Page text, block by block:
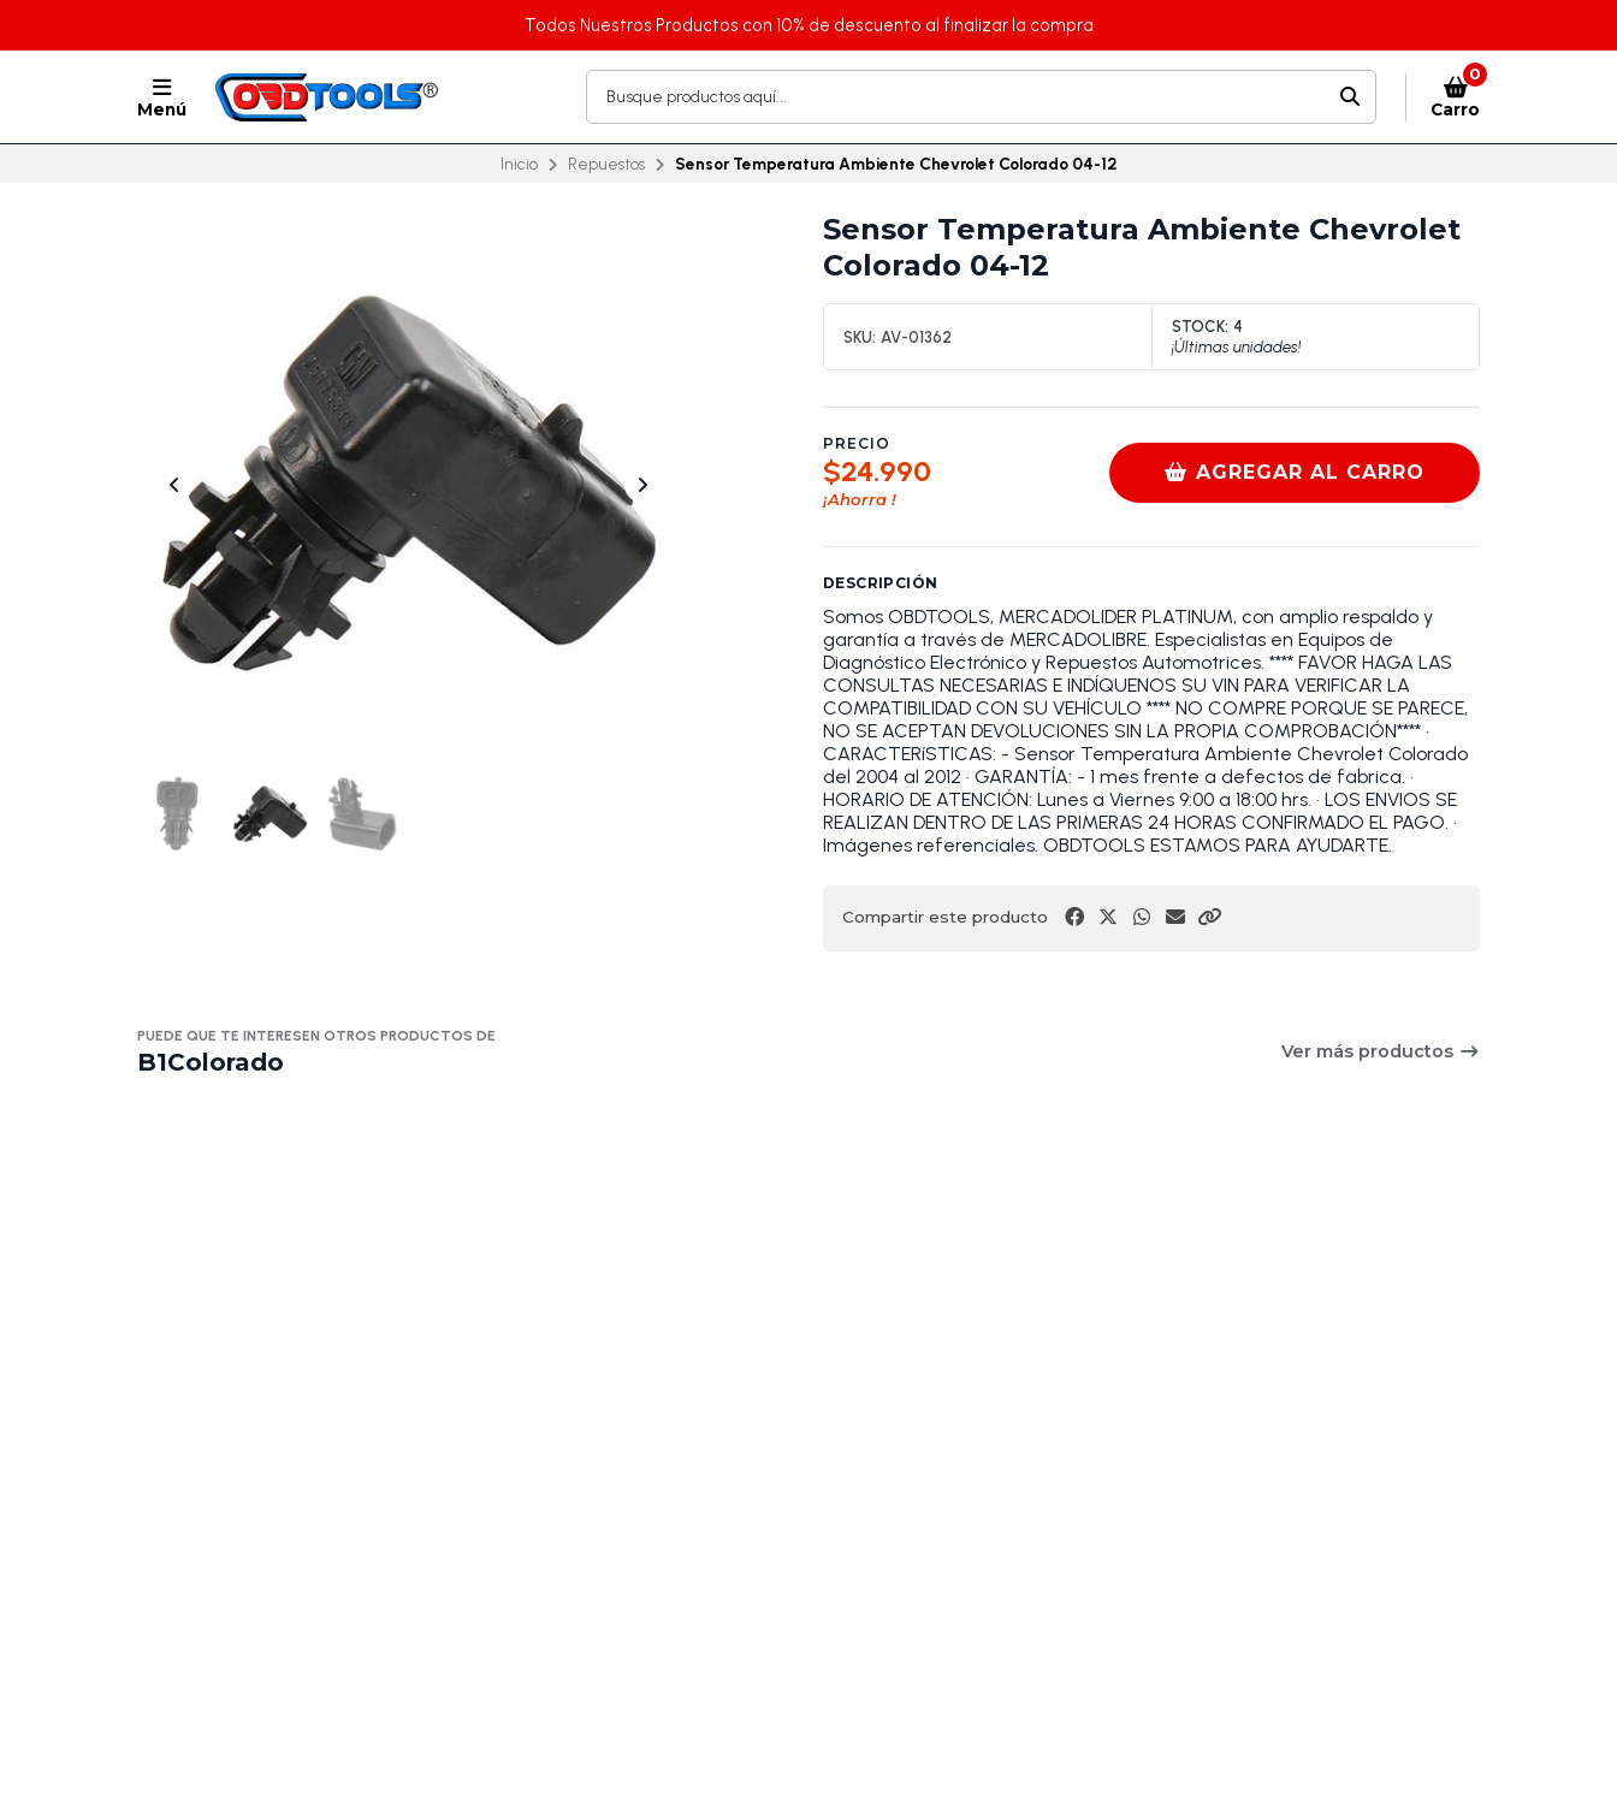
Todos Nuestros Productos con 10% de descuento al finalizar la compra
Menú
0
Carro
Inicio Repuestos Sensor Temperatura Ambiente Chevrolet Colorado 04-12
Sensor Temperatura Ambiente Chevrolet
Colorado 04-12
SKU: AV-01362
STOCK: 4
¡Últimas unidades!
PRECIO
$24.990
¡Ahorra !
AGREGAR AL CARRO
DESCRIPCIÓN
Somos OBDTOOLS, MERCADOLIDER PLATINUM, con amplio respaldo y
garantía a través de MERCADOLIBRE. Especialistas en Equipos de
Diagnóstico Electrónico y Repuestos Automotrices. **** FAVOR HAGA LAS
CONSULTAS NECESARIAS E INDÍQUENOS SU VIN PARA VERIFICAR LA
COMPATIBILIDAD CON SU VEHÍCULO **** NO COMPRE PORQUE SE PARECE,
NO SE ACEPTAN DEVOLUCIONES SIN LA PROPIA COMPROBACIÓN**** •
CARACTERíSTICAS: - Sensor Temperatura Ambiente Chevrolet Colorado
del 2004 al 2012 • GARANTÍA: - 1 mes frente a defectos de fabrica. •
HORARIO DE ATENCIÓN: Lunes a Viernes 9:00 a 18:00 hrs. • LOS ENVIOS SE
REALIZAN DENTRO DE LAS PRIMERAS 24 HORAS CONFIRMADO EL PAGO. •
Imágenes referenciales. OBDTOOLS ESTAMOS PARA AYUDARTE.
Compartir este producto
PUEDE QUE TE INTERESEN OTROS PRODUCTOS DE
B1Colorado Ver más productos